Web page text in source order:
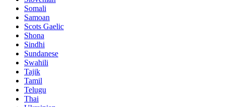
Somali
Samoan
Scots Gaelic
Shona
Sindhi
Sundanese
Swahili
Tajik
Tamil
Telugu
Thai